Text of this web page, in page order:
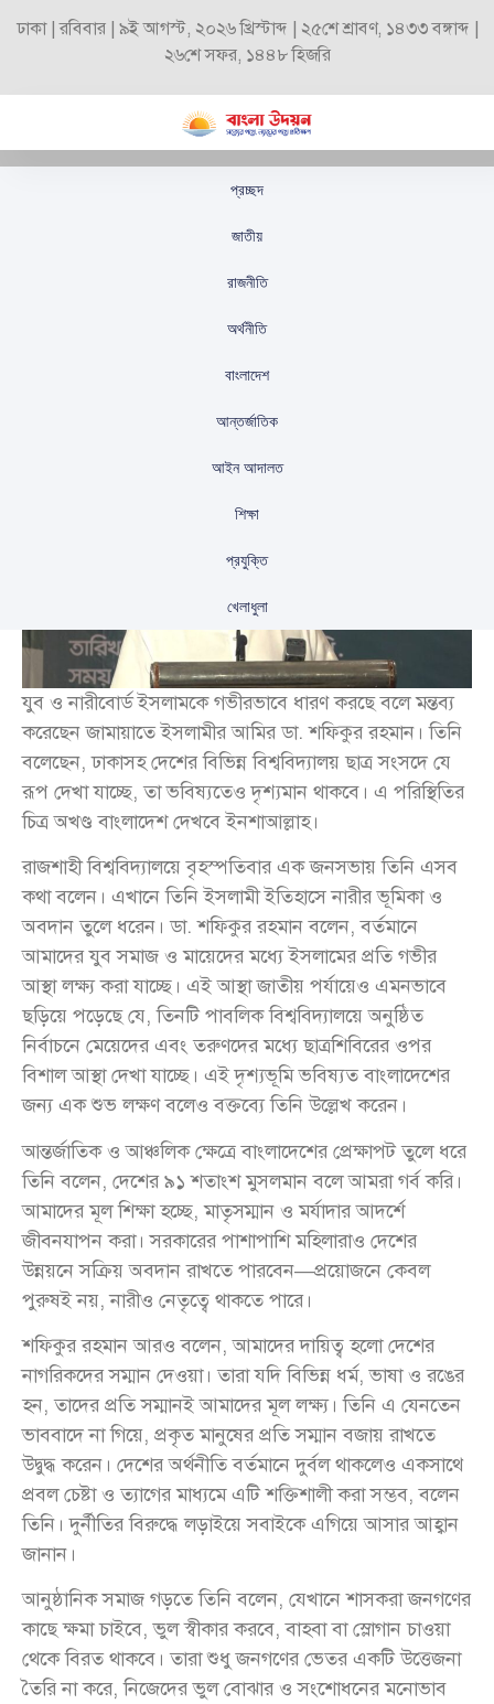
ঢাকা | রবিবার | ৯ই আগস্ট, ২০২৬ খ্রিস্টাব্দ | ২৫শে শ্রাবণ, ১৪৩৩ বঙ্গাব্দ |
২৬শে সফর, ১৪৪৮ হিজরি
প্রচ্ছদ
জাতীয়
রাজনীতি
অর্থনীতি
বাংলাদেশ
আন্তর্জাতিক
আইন আদালত
শিক্ষা
প্রযুক্তি
খেলাধুলা
জামায়াত আমির বললেন,
ডাকসু-জাকসু-চাকসু-তে যুব
ও নারীর আস্থা জাতি দেখবে
প্রকাশিতঃঅক্টোবর ১৯, ২০২৫
যুব ও নারীবোর্ড ইসলামকে গভীরভাবে ধারণ করছে বলে মন্তব্য
করেছেন জামায়াতে ইসলামীর আমির ডা. শফিকুর রহমান। তিনি
বলেছেন, ঢাকাসহ দেশের বিভিন্ন বিশ্ববিদ্যালয় ছাত্র সংসদে যে
রূপ দেখা যাচ্ছে, তা ভবিষ্যতেও দৃশ্যমান থাকবে। এ পরিস্থিতির
চিত্র অখণ্ড বাংলাদেশ দেখবে ইনশাআল্লাহ।
রাজশাহী বিশ্ববিদ্যালয়ে বৃহস্পতিবার এক জনসভায় তিনি এসব
কথা বলেন। এখানে তিনি ইসলামী ইতিহাসে নারীর ভূমিকা ও
অবদান তুলে ধরেন। ডা. শফিকুর রহমান বলেন, বর্তমানে
আমাদের যুব সমাজ ও মায়েদের মধ্যে ইসলামের প্রতি গভীর
আস্থা লক্ষ্য করা যাচ্ছে। এই আস্থা জাতীয় পর্যায়েও এমনভাবে
ছড়িয়ে পড়েছে যে, তিনটি পাবলিক বিশ্ববিদ্যালয়ে অনুষ্ঠিত
নির্বাচনে মেয়েদের এবং তরুণদের মধ্যে ছাত্রশিবিরের ওপর
বিশাল আস্থা দেখা যাচ্ছে। এই দৃশ্যভূমি ভবিষ্যত বাংলাদেশের
জন্য এক শুভ লক্ষণ বলেও বক্তব্যে তিনি উল্লেখ করেন।
আন্তর্জাতিক ও আঞ্চলিক ক্ষেত্রে বাংলাদেশের প্রেক্ষাপট তুলে ধরে
তিনি বলেন, দেশের ৯১ শতাংশ মুসলমান বলে আমরা গর্ব করি।
আমাদের মূল শিক্ষা হচ্ছে, মাতৃসম্মান ও মর্যাদার আদর্শে
জীবনযাপন করা। সরকারের পাশাপাশি মহিলারাও দেশের
উন্নয়নে সক্রিয় অবদান রাখতে পারবেন—প্রয়োজনে কেবল
পুরুষই নয়, নারীও নেতৃত্বে থাকতে পারে।
শফিকুর রহমান আরও বলেন, আমাদের দায়িত্ব হলো দেশের
নাগরিকদের সম্মান দেওয়া। তারা যদি বিভিন্ন ধর্ম, ভাষা ও রঙের
হন, তাদের প্রতি সম্মানই আমাদের মূল লক্ষ্য। তিনি এ যেনতেন
ভাববাদে না গিয়ে, প্রকৃত মানুষের প্রতি সম্মান বজায় রাখতে
উদ্বুদ্ধ করেন। দেশের অর্থনীতি বর্তমানে দুর্বল থাকলেও একসাথে
প্রবল চেষ্টা ও ত্যাগের মাধ্যমে এটি শক্তিশালী করা সম্ভব, বলেন
তিনি। দুর্নীতির বিরুদ্ধে লড়াইয়ে সবাইকে এগিয়ে আসার আহ্বান
জানান।
আনুষ্ঠানিক সমাজ গড়তে তিনি বলেন, যেখানে শাসকরা জনগণের
কাছে ক্ষমা চাইবে, ভুল স্বীকার করবে, বাহবা বা স্লোগান চাওয়া
থেকে বিরত থাকবে। তারা শুধু জনগণের ভেতর একটি উত্তেজনা
তৈরি না করে, নিজেদের ভুল বোঝার ও সংশোধনের মনোভাব